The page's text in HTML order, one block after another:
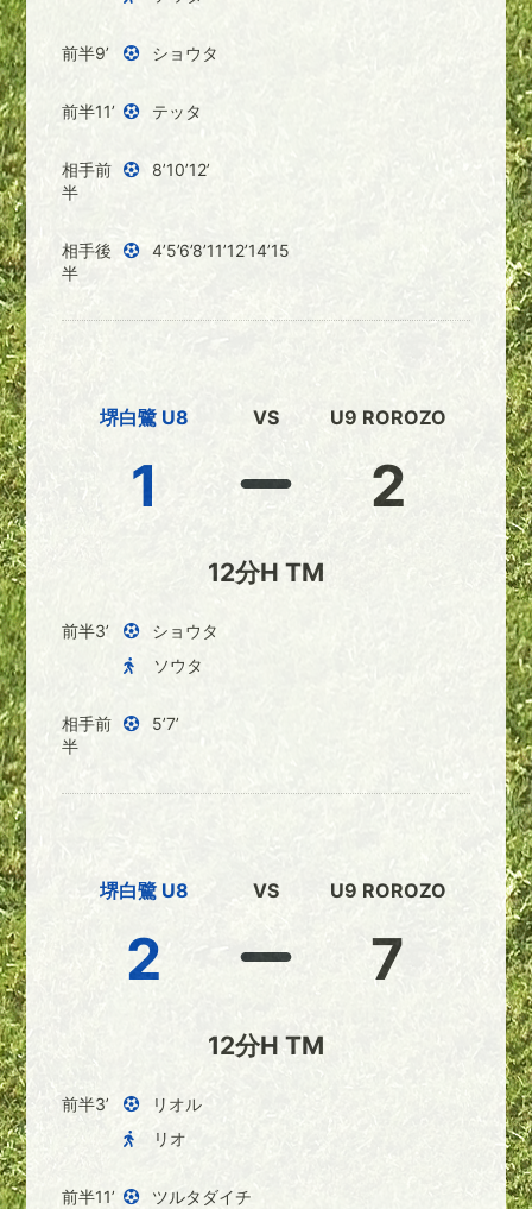
前半9’ ショウタ
前半11’ テッタ
相手前
半
8’10’12’
相手後
半
4’5’6’8’11’12’14’15
堺白鷺 U8
1
VS U9 ROROZO
2
12分H TM
前半3’
ショウタ
ソウタ
相手前
半
5’7’
堺白鷺 U8
2
VS U9 ROROZO
7
12分H TM
前半3’
リオル
リオ
前半11’ ツルタダイチ